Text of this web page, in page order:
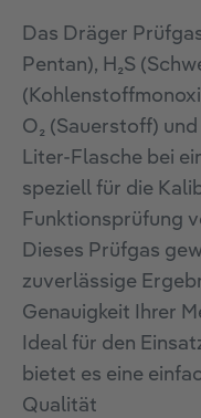
Das Dräger
Pentan), H₂S
O₂ (Sauerstoff)
Liter-Flasche bei
speziell für die
Funktionsprüfung
Dieses Prüfgas
zuverlässige
Genauigkeit Ihrer
Ideal für den
bietet es eine
Qualität